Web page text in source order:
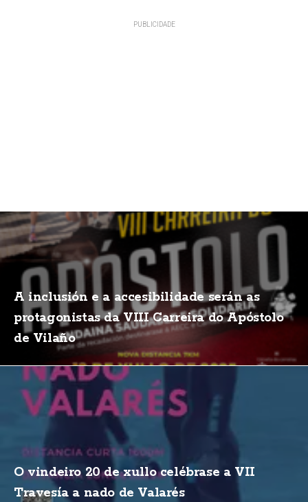
A inclusión e a accesibilidade serán as
protagonistas da VIII Carreira do Apóstolo
de Vilaño
O vindeiro 20 de xullo celébrase a VII
Travesía a nado de Valarés